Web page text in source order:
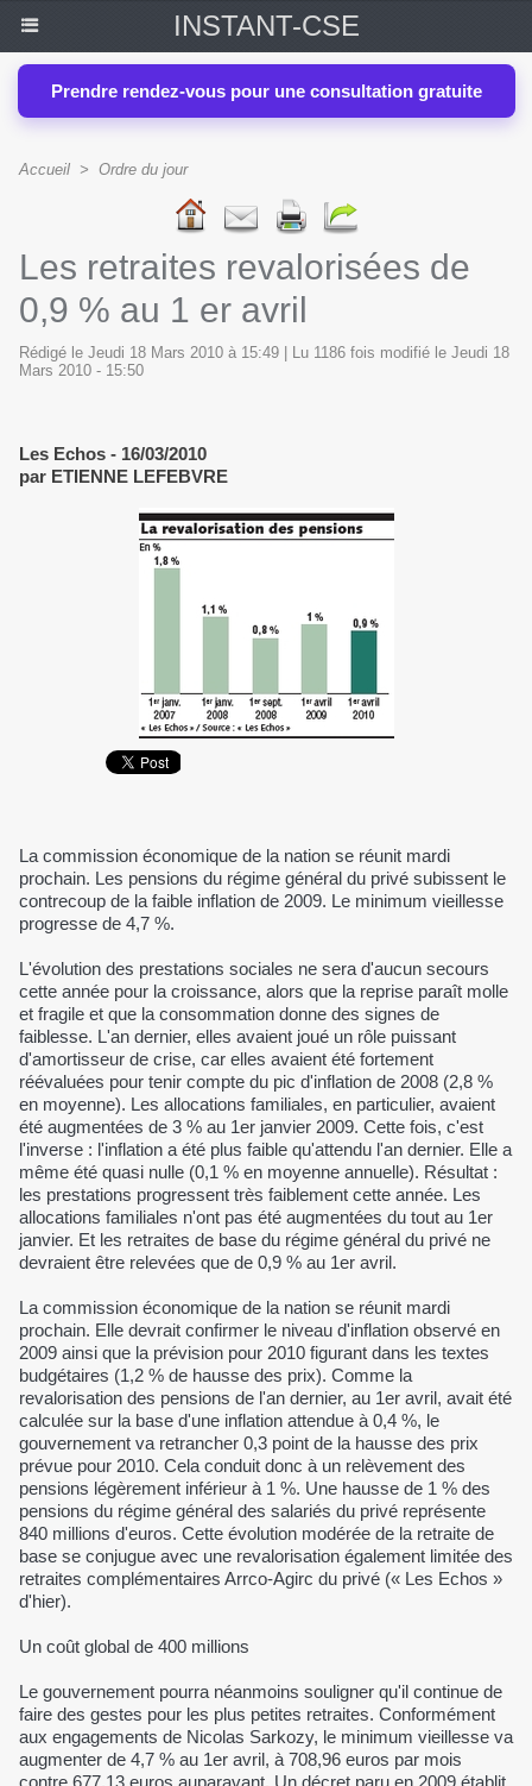
INSTANT-CSE
Prendre rendez-vous pour une consultation gratuite
Accueil > Ordre du jour
Les retraites revalorisées de
0,9 % au 1 er avril
Rédigé le Jeudi 18 Mars 2010 à 15:49 | Lu 1186 fois modifié le Jeudi 18
Mars 2010 - 15:50
Les Echos - 16/03/2010
par ETIENNE LEFEBVRE
La commission économique de la nation se réunit mardi
prochain. Les pensions du régime général du privé subissent le
contrecoup de la faible inflation de 2009. Le minimum vieillesse
progresse de 4,7 %.
L'évolution des prestations sociales ne sera d'aucun secours
cette année pour la croissance, alors que la reprise paraît molle
et fragile et que la consommation donne des signes de
faiblesse. L'an dernier, elles avaient joué un rôle puissant
d'amortisseur de crise, car elles avaient été fortement
réévaluées pour tenir compte du pic d'inflation de 2008 (2,8 %
en moyenne). Les allocations familiales, en particulier, avaient
été augmentées de 3 % au 1er janvier 2009. Cette fois, c'est
l'inverse : l'inflation a été plus faible qu'attendu l'an dernier. Elle a
même été quasi nulle (0,1 % en moyenne annuelle). Résultat :
les prestations progressent très faiblement cette année. Les
allocations familiales n'ont pas été augmentées du tout au 1er
janvier. Et les retraites de base du régime général du privé ne
devraient être relevées que de 0,9 % au 1er avril.
La commission économique de la nation se réunit mardi
prochain. Elle devrait confirmer le niveau d'inflation observé en
2009 ainsi que la prévision pour 2010 figurant dans les textes
budgétaires (1,2 % de hausse des prix). Comme la
revalorisation des pensions de l'an dernier, au 1er avril, avait été
calculée sur la base d'une inflation attendue à 0,4 %, le
gouvernement va retrancher 0,3 point de la hausse des prix
prévue pour 2010. Cela conduit donc à un relèvement des
pensions légèrement inférieur à 1 %. Une hausse de 1 % des
pensions du régime général des salariés du privé représente
840 millions d'euros. Cette évolution modérée de la retraite de
base se conjugue avec une revalorisation également limitée des
retraites complémentaires Arrco-Agirc du privé (« Les Echos »
d'hier).
Un coût global de 400 millions
Le gouvernement pourra néanmoins souligner qu'il continue de
faire des gestes pour les plus petites retraites. Conformément
aux engagements de Nicolas Sarkozy, le minimum vieillesse va
augmenter de 4,7 % au 1er avril, à 708,96 euros par mois
contre 677,13 euros auparavant. Un décret paru en 2009 établit